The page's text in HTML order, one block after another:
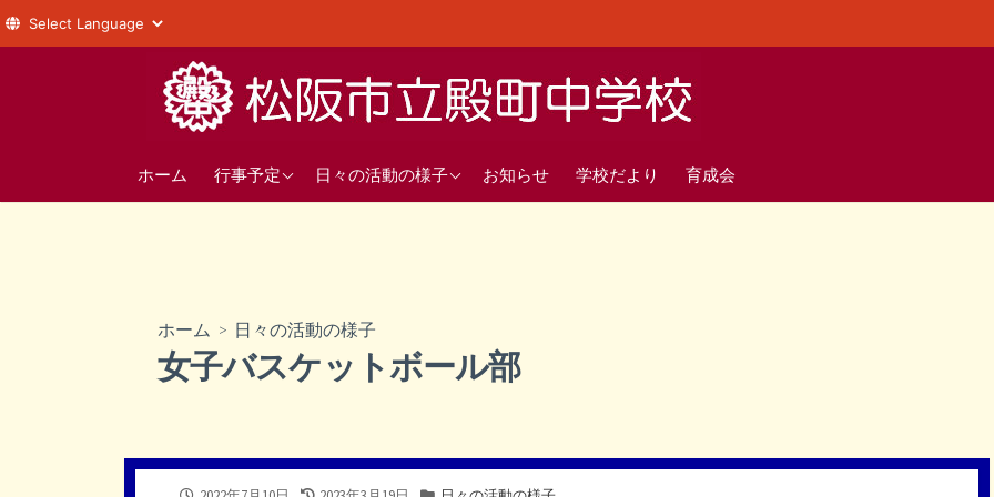
へ
ホーム 行事予定
年間の行事予定日々の活動の様子
1年
生徒会
お知らせ 学校だより 育成会
ホーム > 日々の活動の様子
女子バスケットボール部
公
最
カ